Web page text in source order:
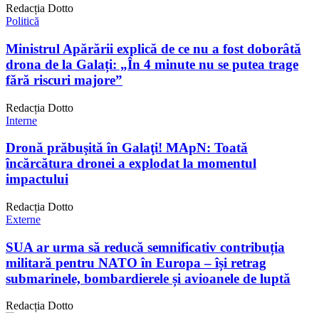
Redacția Dotto
Politică
Ministrul Apărării explică de ce nu a fost doborâtă
drona de la Galați: „În 4 minute nu se putea trage
fără riscuri majore”
Redacția Dotto
Interne
Dronă prăbuşită în Galaţi! MApN: Toată
încărcătura dronei a explodat la momentul
impactului
Redacția Dotto
Externe
SUA ar urma să reducă semnificativ contribuția
militară pentru NATO în Europa – își retrag
submarinele, bombardierele și avioanele de luptă
Redacția Dotto